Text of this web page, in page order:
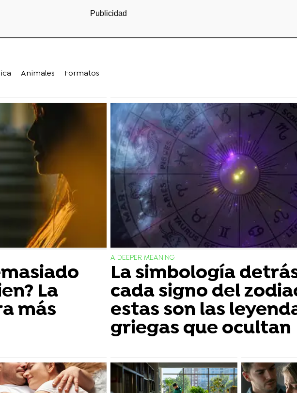
Animales Formatos
La
más
A DEEPER MEANING
La simbología
cada signo del
estas son las
griegas que ocultan